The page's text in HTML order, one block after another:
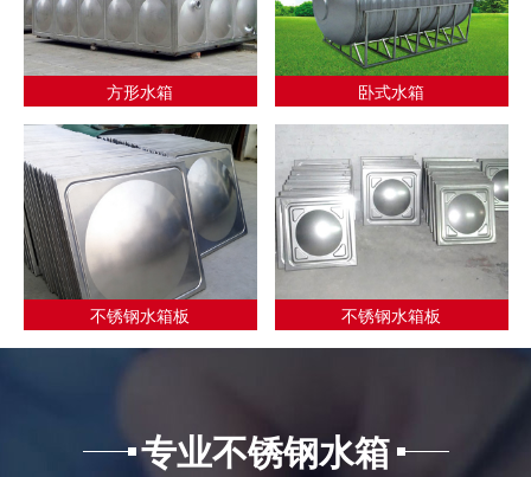
方形水箱 卧式水箱
不锈钢水箱板 不锈钢水箱板
专业不锈钢水箱